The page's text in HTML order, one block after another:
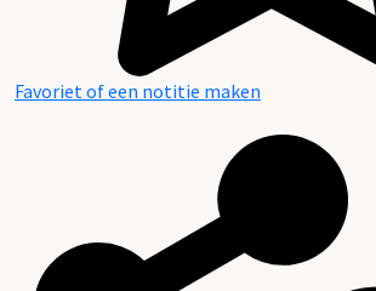
Favoriet of een notitie maken